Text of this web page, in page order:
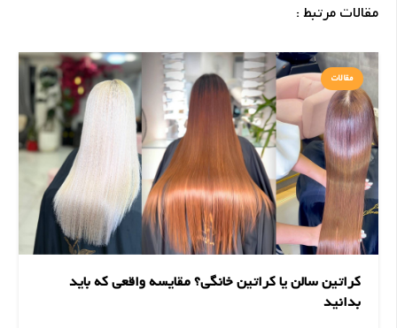
مقالات مرتبط :
مقالات
کراتین سالن یا کراتین خانگی؟ مقایسه واقعی که باید
بدانید